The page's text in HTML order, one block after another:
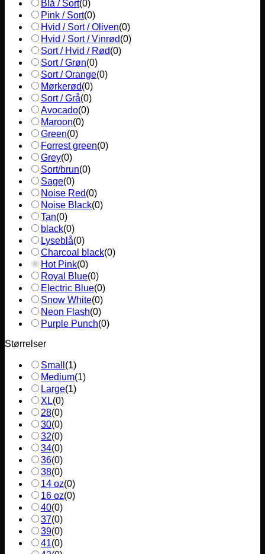
Blå / Sort(0)
Pink / Sort(0)
Hvid / Sort / Oliven(0)
Hvid / Sort / Vinrød(0)
Sort / Hvid / Rød(0)
Sort / Grøn(0)
Sort / Orange(0)
Mørkerød(0)
Sort / Grå(0)
Avocado(0)
Maroon(0)
Green(0)
Forrest green(0)
Grey(0)
Sort/brun(0)
Sage(0)
Noise Red(0)
Noise Black(0)
Tan(0)
black(0)
Lyseblå(0)
Charcoal black(0)
Hot Pink(0)
Royal Blue(0)
Electric Blue(0)
Snow White(0)
Neon Flash(0)
Purple Punch(0)
Størrelser
Small (1)
Medium(1)
Large(1)
XL(0)
28(0)
30(0)
32(0)
34(0)
36(0)
38(0)
14 oz(0)
16 oz(0)
40(0)
37(0)
39(0)
41(0)